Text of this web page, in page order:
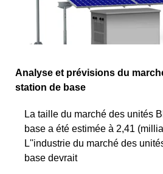
Analyse et prévisions du
station de base
La taille du marché des unités
base a été estimée à 2,41
L''industrie du marché des
base devrait